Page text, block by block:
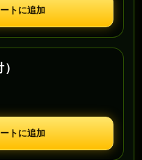
トに追加
トに追加